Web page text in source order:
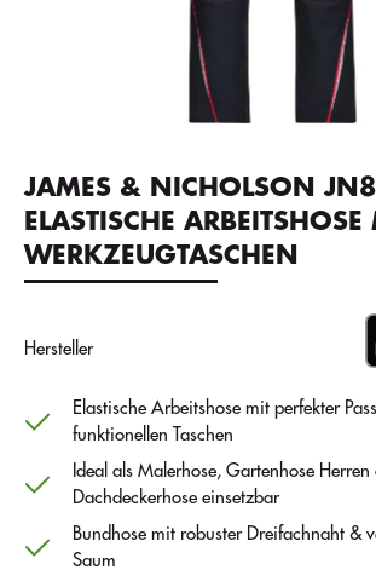
JAMES & NICHOLSON
ELASTISCHE ARBEITSHOSE
WERKZEUGTASCHEN
Hersteller
Elastische Arbeitshose mit perfekter
funktionellen Taschen
Ideal als Malerhose, Gartenhose Herren
Dachdeckerhose einsetzbar
Bundhose mit robuster Dreifachnaht &
Saum